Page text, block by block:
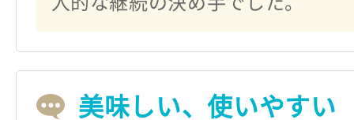
美味しい、使いやすい